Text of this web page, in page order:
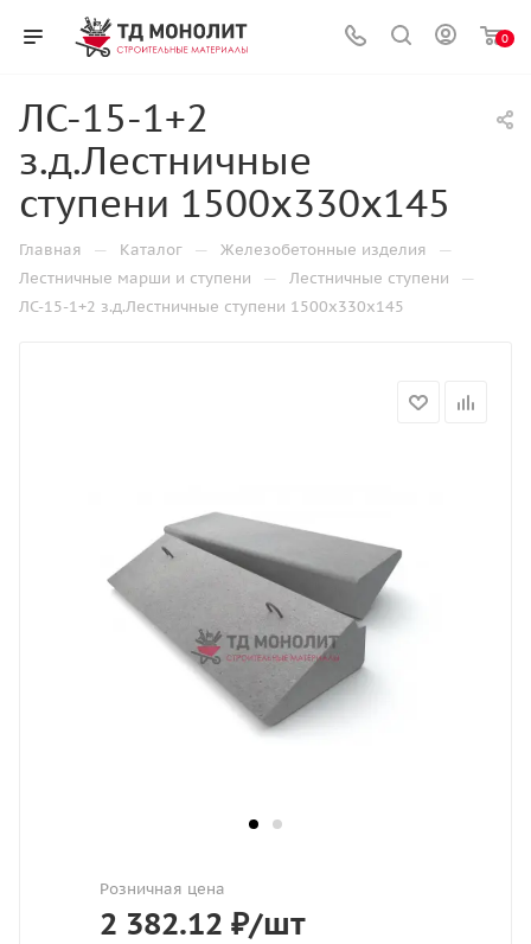
0
ЛС-15-1+2
з.д.Лестничные
ступени 1500х330х145
Главная — Каталог — Железобетонные изделия —
Лестничные марши и ступени — Лестничные ступени —
ЛС-15-1+2 з.д.Лестничные ступени 1500х330х145
Розничная цена
2 382.12 ₽/шт